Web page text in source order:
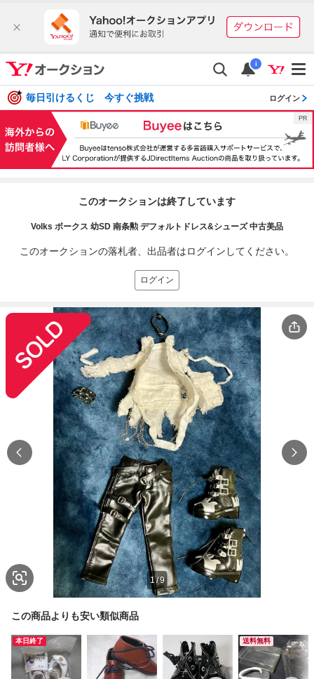
i
毎日引けるくじ 今すぐ挑戦 ログイン
このオークションは終了しています
Volks ボークス 幼SD 南条勲 デフォルトドレス&シューズ 中古美品
このオークションの落札者、出品者はログインしてください。
ログイン
1/9
この商品よりも安い類似商品
本日終了 送料無料